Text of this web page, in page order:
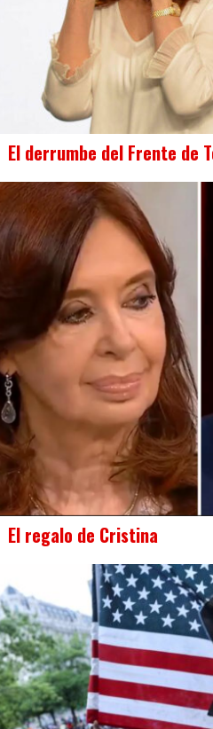
El derrumbe del Frente de
El regalo de Cristina